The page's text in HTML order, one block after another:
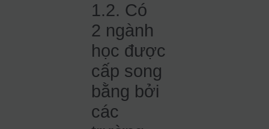
1.2. Có
2 ngành
học được
cấp song
bằng bởi
các